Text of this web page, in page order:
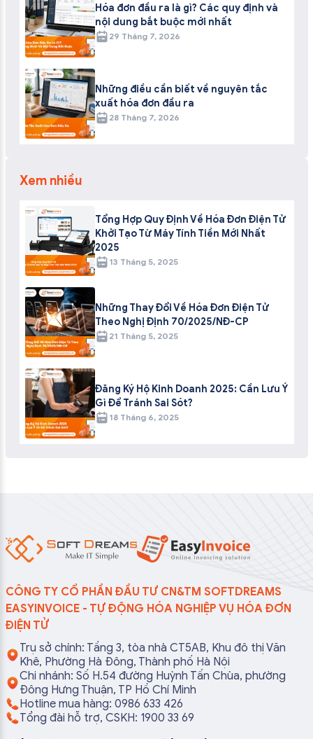
Hóa đơn đầu ra là gì? Các quy định và
nội dung bắt buộc mới nhất
29 Tháng 7, 2026
Những điều cần biết về nguyên tắc
xuất hóa đơn đầu ra
28 Tháng 7, 2026
Xem nhiều
Tổng Hợp Quy Định Về Hóa Đơn Điện Tử
Khởi Tạo Từ Máy Tính Tiền Mới Nhất
2025
13 Tháng 5, 2025
Những Thay Đổi Về Hóa Đơn Điện Tử
Theo Nghị Định 70/2025/NĐ-CP
21 Tháng 5, 2025
Đăng Ký Hộ Kinh Doanh 2025: Cần Lưu Ý
Gì Để Tránh Sai Sót?
18 Tháng 6, 2025
CÔNG TY CỔ PHẦN ĐẦU TƯ CN&TM SOFTDREAMS
EASYINVOICE - TỰ ĐỘNG HÓA NGHIỆP VỤ HÓA ĐƠN
ĐIỆN TỬ
Trụ sở chính: Tầng 3, tòa nhà CT5AB, Khu đô thị Văn
Khê, Phường Hà Đông, Thành phố Hà Nội
Chi nhánh: Số H.54 đường Huỳnh Tấn Chùa, phường
Đông Hưng Thuận, TP Hồ Chí Minh
Hotline mua hàng: 0986 633 426
Tổng đài hỗ trợ, CSKH: 1900 33 69